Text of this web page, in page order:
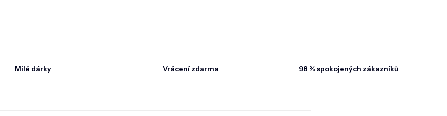
Milé dárky Vrácení zdarma 98 % spokojených zákazníků